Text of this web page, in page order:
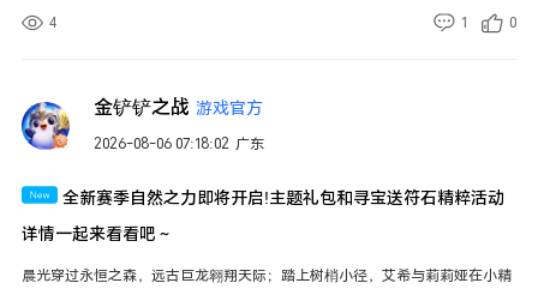
支持上阵委任武将，当确认上阵后将对其进行自动卸任 5.【个人信息】尚未加
等待时长过久的问题（S3《凌空对决》及逐鹿赛季所有剧本均生效） 7.【活动
相关】修
迟1小时开服增加元宝*100补偿） Ø 更新结束后，维护补偿以邮件形式发放给
各位主公 更新内容一览 1. 【联盟拍卖】拍卖出价界面新增小键盘功能，可直
接输入最高出价的数额 2.【典籍系统】典籍系统优化以下功能（逐鹿赛季《虎
4 1 0
金铲铲之战 游戏官方
2026-08-06 07:18:02 广东
全新赛季自然之力即将开启!主题礼包和寻宝送符石精粹活动
详情一起来看看吧～
晨光穿过永恒之森，远古巨龙翱翔天际；踏上树梢小径，艾希与莉莉娅在小精